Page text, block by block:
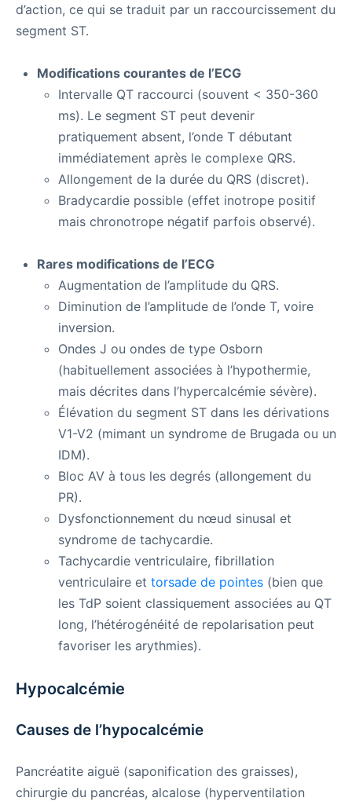
d’action, ce qui se traduit par un raccourcissement du
segment ST.
Modifications courantes de l’ECG
Intervalle QT raccourci (souvent < 350-360
ms). Le segment ST peut devenir
pratiquement absent, l’onde T débutant
immédiatement après le complexe QRS.
Allongement de la durée du QRS (discret).
Bradycardie possible (effet inotrope positif
mais chronotrope négatif parfois observé).
Rares modifications de l’ECG
Augmentation de l’amplitude du QRS.
Diminution de l’amplitude de l’onde T, voire
inversion.
Ondes J ou ondes de type Osborn
(habituellement associées à l’hypothermie,
mais décrites dans l’hypercalcémie sévère).
Élévation du segment ST dans les dérivations
V1-V2 (mimant un syndrome de Brugada ou un
IDM).
Bloc AV à tous les degrés (allongement du
PR).
Dysfonctionnement du nœud sinusal et
syndrome de tachycardie.
Tachycardie ventriculaire, fibrillation
ventriculaire et torsade de pointes (bien que
les TdP soient classiquement associées au QT
long, l’hétérogénéité de repolarisation peut
favoriser les arythmies).
Hypocalcémie
Causes de l’hypocalcémie
Pancréatite aiguë (saponification des graisses),
chirurgie du pancréas, alcalose (hyperventilation